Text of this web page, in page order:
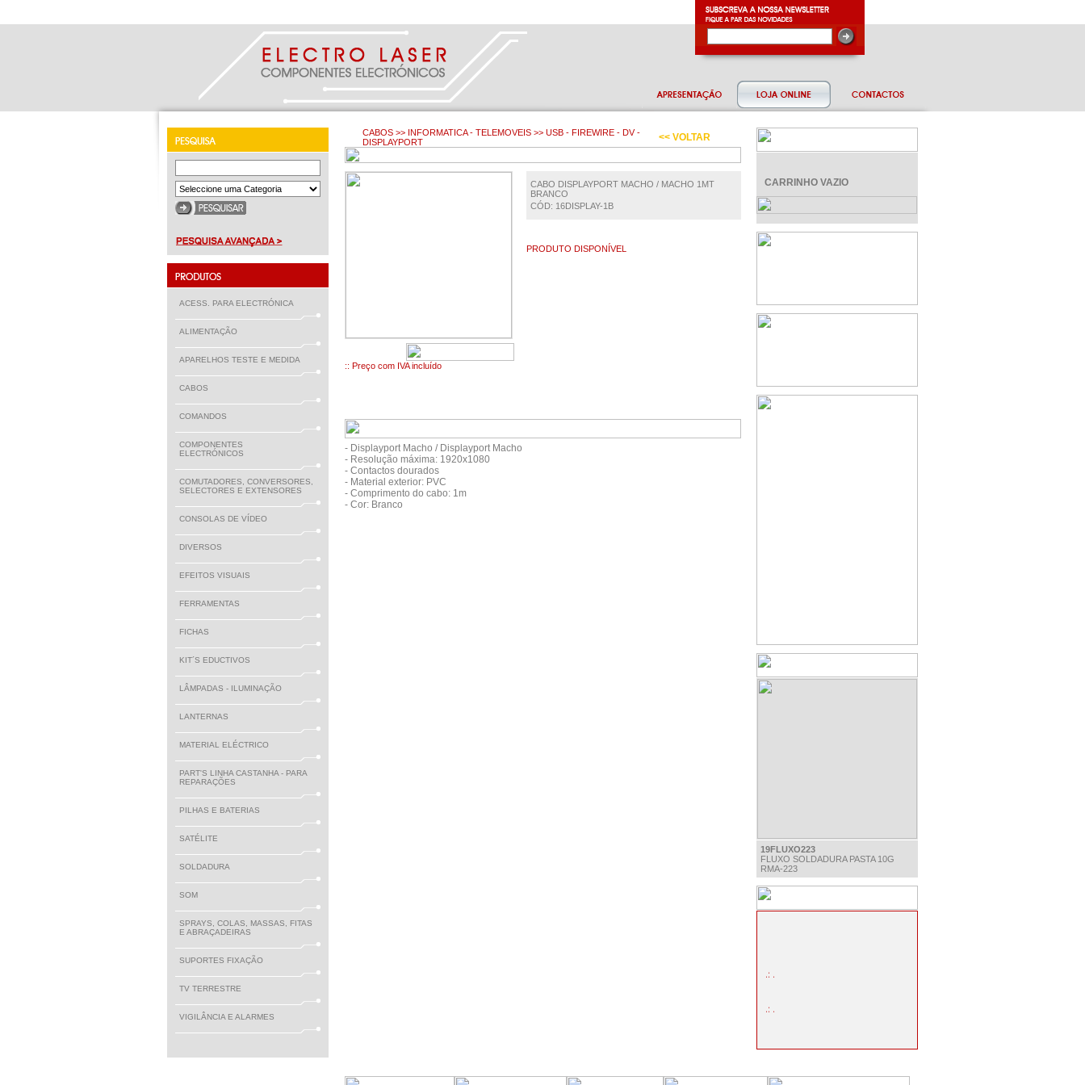
ACESS. PARA ELECTRÓNICA
ALIMENTAÇÃO
APARELHOS TESTE E MEDIDA
CABOS
COMANDOS
COMPONENTES
ELECTRÓNICOS
COMUTADORES, CONVERSORES,
SELECTORES E EXTENSORES
CONSOLAS DE VÍDEO
DIVERSOS
EFEITOS VISUAIS
FERRAMENTAS
FICHAS
KIT´S EDUCTIVOS
LÂMPADAS - ILUMINAÇÃO
LANTERNAS
MATERIAL ELÉCTRICO
PART'S LINHA CASTANHA - PARA
REPARAÇÕES
PILHAS E BATERIAS
SATÉLITE
SOLDADURA
SOM
SPRAYS, COLAS, MASSAS, FITAS
E ABRAÇADEIRAS
SUPORTES FIXAÇÃO
TV TERRESTRE
VIGILÂNCIA E ALARMES
CABOS >> INFORMATICA - TELEMOVEIS >> USB - FIREWIRE - DV -
DISPLAYPORT
<< VOLTAR
CABO DISPLAYPORT MACHO / MACHO 1MT
BRANCO
CÓD: 16DISPLAY-1B
PRODUTO DISPONÍVEL
:: Preço com IVA incluído
- Displayport Macho / Displayport Macho
- Resolução máxima: 1920x1080
- Contactos dourados
- Material exterior: PVC
- Comprimento do cabo: 1m
- Cor: Branco
CARRINHO VAZIO
19FLUXO223
FLUXO SOLDADURA PASTA 10G
RMA-223